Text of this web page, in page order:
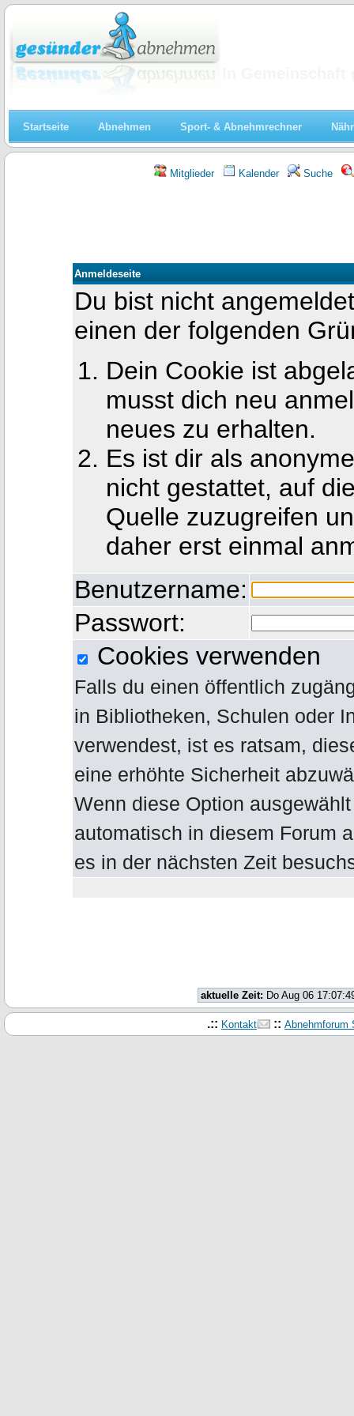
Startseite Abnehmen Sport- & Abnehmrechner
Mitglieder Kalender Suche
Anmeldeseite
Du bist nicht
einen der folgenden
Dein Cookie ist
musst dich neu
neues zu erhalten.
Es ist dir als
nicht gestattet, auf
Quelle zuzugreifen
daher erst einmal
Benutzername:
Passwort:
Cookies verwenden
Falls du einen öffentlich
in Bibliotheken, Schulen oder
verwendest, ist es ratsam,
eine erhöhte Sicherheit
Wenn diese Option
automatisch in diesem Forum
es in der nächsten Zeit
aktuelle Zeit: Do Aug 06
.:: Kontakt :: Abnehmforum